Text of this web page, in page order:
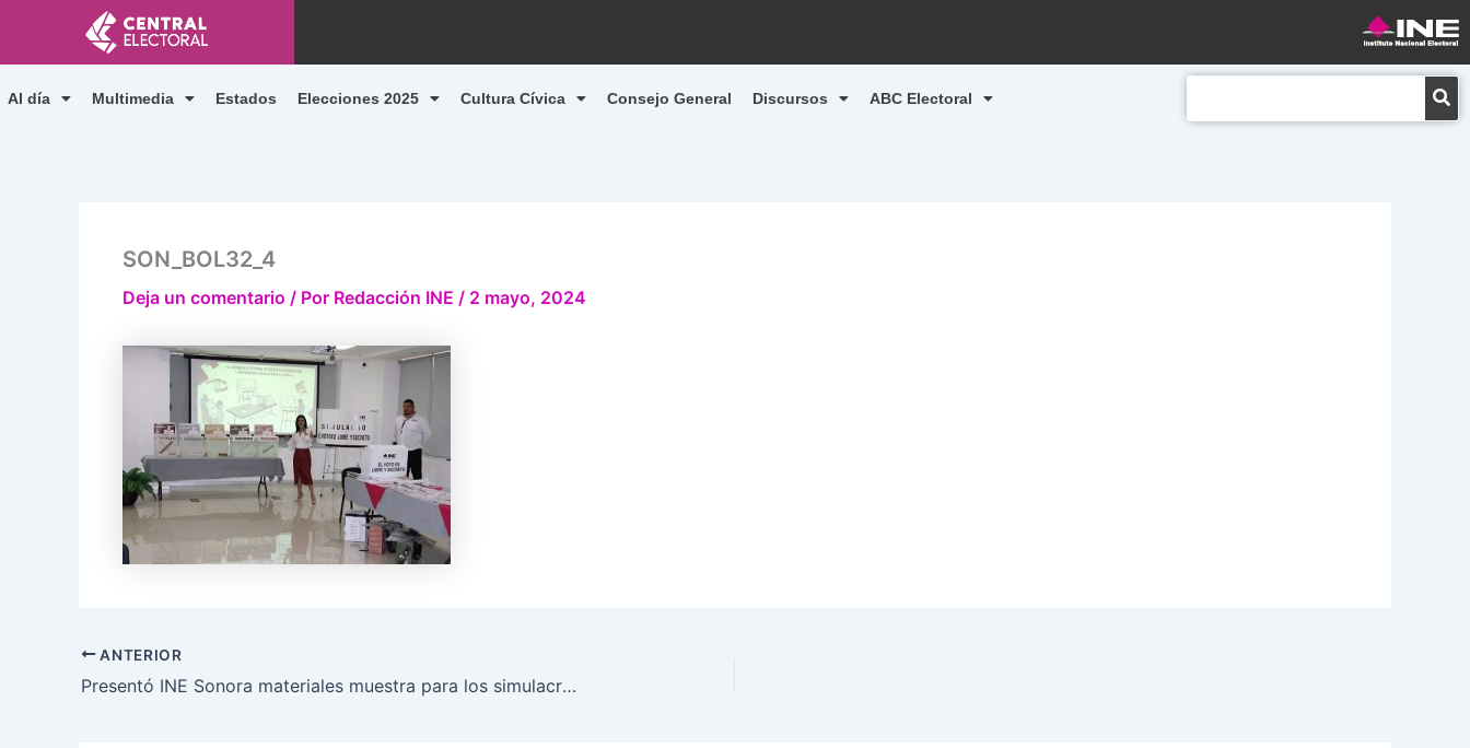
contenido
Al día Multimedia Estados Elecciones 2025 Cultura Cívica Consejo General Discursos ABC Electoral
SON_BOL32_4
Deja un comentario / Por Redacción INE / 2 mayo, 2024
ANTERIOR
Presentó INE Sonora materiales muestra para los simulacros de la jornada electoral del 2 de junio